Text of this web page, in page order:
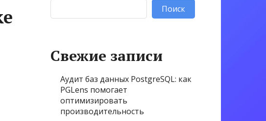
Поиск
Свежие записи
Аудит баз данных PostgreSQL: как
PGLens помогает
оптимизировать
производительность